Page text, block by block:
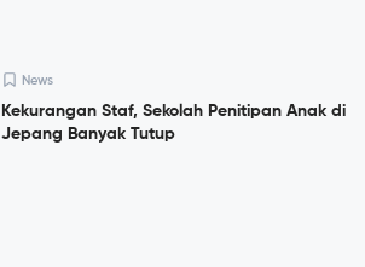
News
Kekurangan Staf, Sekolah Penitipan Anak di
Jepang Banyak Tutup